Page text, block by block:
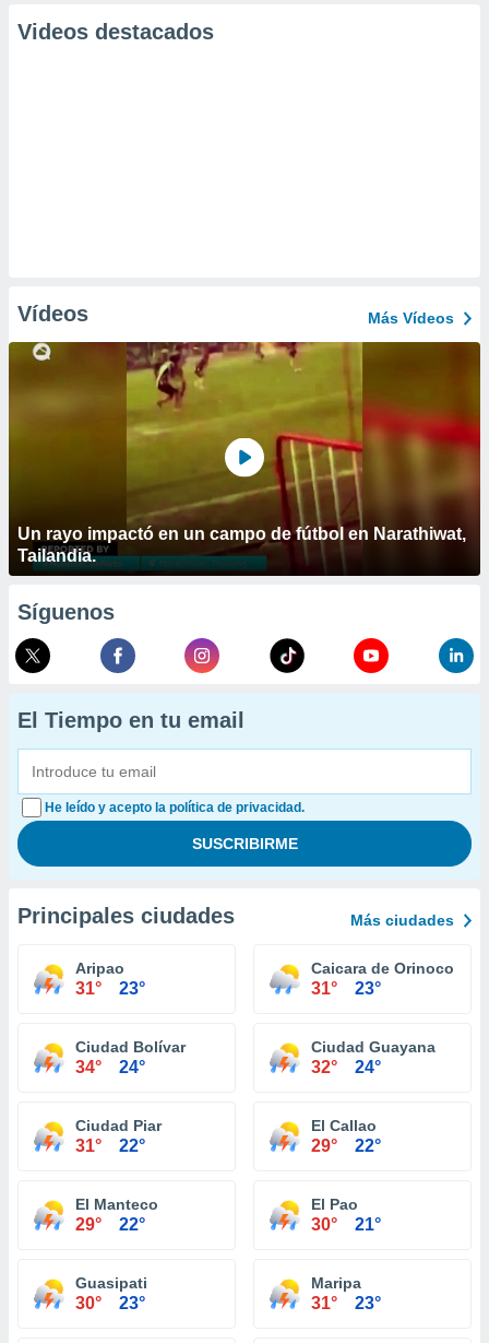
Videos destacados
Vídeos Más Vídeos
Un rayo impactó en un campo de fútbol en Narathiwat,
Tailandia.
Síguenos
El Tiempo en tu email
He leído y acepto la política de privacidad.
Principales ciudades Más ciudades
Aripao
31° 23°
Caicara de Orinoco
31° 23°
Ciudad Bolívar
34° 24°
Ciudad Guayana
32° 24°
Ciudad Piar
31° 22°
El Callao
29° 22°
El Manteco
29° 22°
El Pao
30° 21°
Guasipati
30° 23°
Maripa
31° 23°